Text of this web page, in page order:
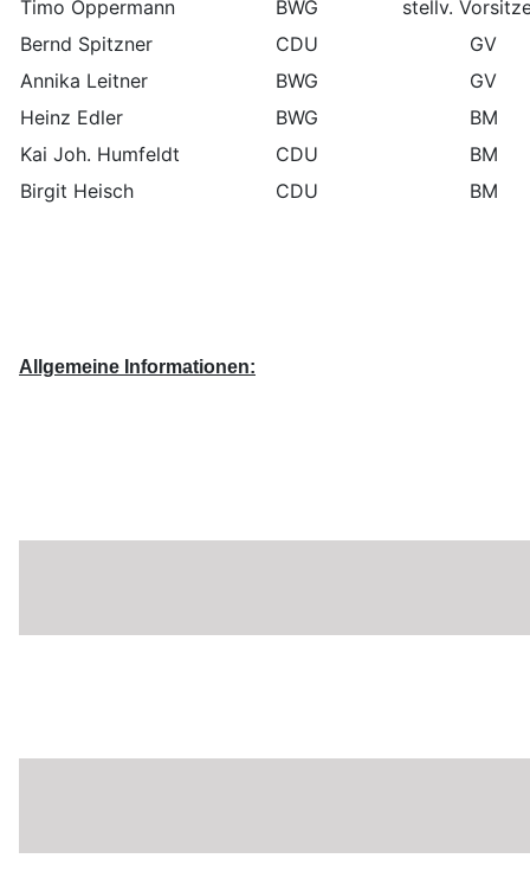
Timo Oppermann BWG
stellv.
Bernd Spitzner
CDU
GV
Annika Leitner
BWG
GV
Heinz Edler
BWG
BM
Kai Joh. Humfeldt
CDU
BM
Birgit Heisch
CDU BM
Allgemeine Informationen: